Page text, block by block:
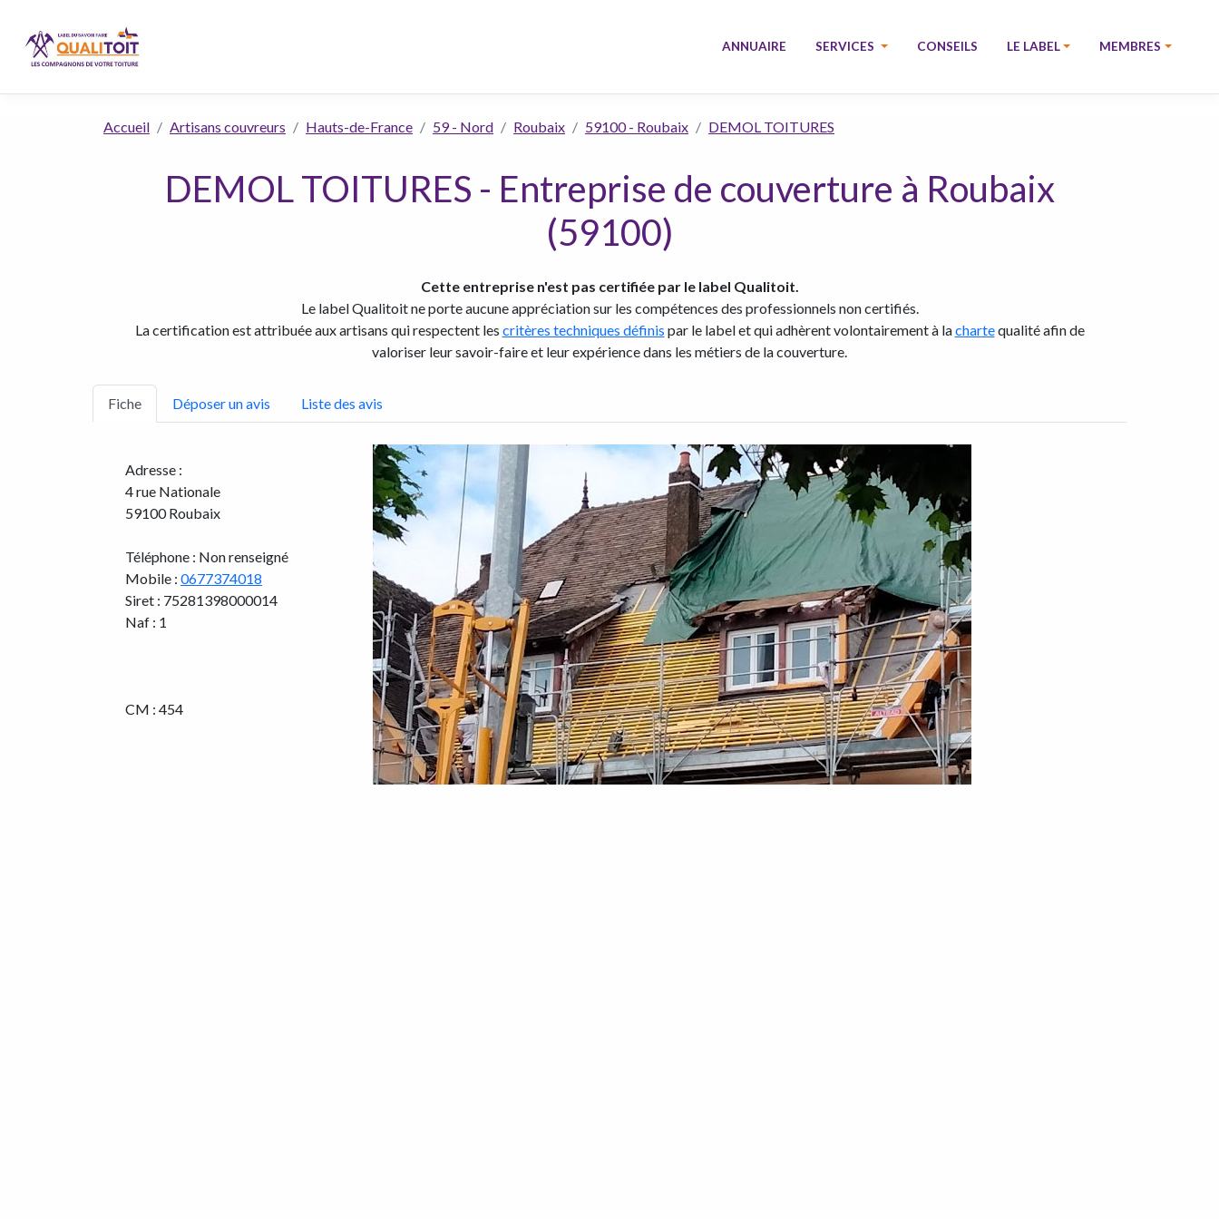
ANNUAIRE SERVICES CONSEILS LE LABEL MEMBRES
Accueil Artisans couvreurs Hauts-de-France 59 - Nord Roubaix 59100 - Roubaix DEMOL TOITURES
DEMOL TOITURES - Entreprise de couverture à Roubaix
(59100)
Cette entreprise n'est pas certifiée par le label Qualitoit.
Le label Qualitoit ne porte aucune appréciation sur les compétences des professionnels non certifiés.
La certification est attribuée aux artisans qui respectent les critères techniques définis par le label et qui adhèrent volontairement à lachartequalité afin de
valoriser leur savoir-faire et leur expérience dans les métiers de la couverture.
Fiche Déposer un avis Liste des avis
Adresse :
4 rue Nationale
59100 Roubaix
Téléphone : Non renseigné
Mobile : 0677374018
Siret : 75281398000014
Naf : 1
CM : 454